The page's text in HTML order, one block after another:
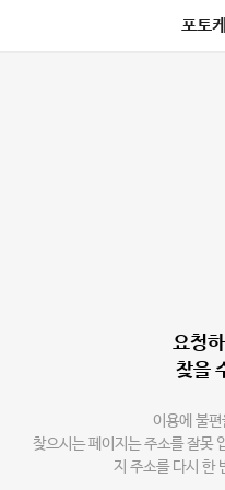
포토
요청
찾을
이용에 불
찾으시는 페이지는 주소를 잘못
지 주소를 다시 한